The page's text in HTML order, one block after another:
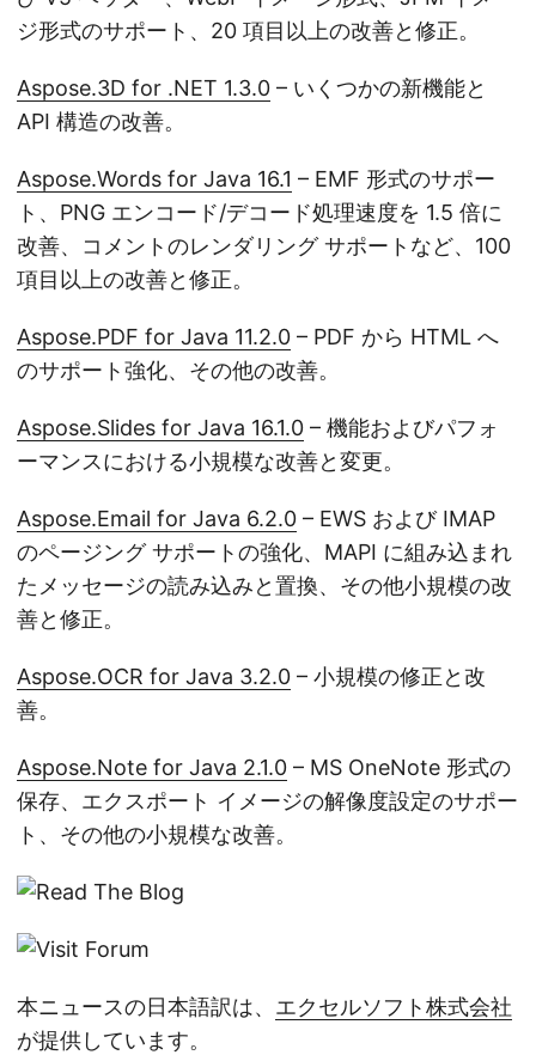
ジ形式のサポート、20 項目以上の改善と修正。
Aspose.3D for .NET 1.3.0 – いくつかの新機能と
API 構造の改善。
Aspose.Words for Java 16.1 – EMF 形式のサポー
ト、PNG エンコード/デコード処理速度を 1.5 倍に
改善、コメントのレンダリング サポートなど、100
項目以上の改善と修正。
Aspose.PDF for Java 11.2.0 – PDF から HTML へ
のサポート強化、その他の改善。
Aspose.Slides for Java 16.1.0 – 機能およびパフォ
ーマンスにおける小規模な改善と変更。
Aspose.Email for Java 6.2.0 – EWS および IMAP
のページング サポートの強化、MAPI に組み込まれ
たメッセージの読み込みと置換、その他小規模の改
善と修正。
Aspose.OCR for Java 3.2.0 – 小規模の修正と改
善。
Aspose.Note for Java 2.1.0 – MS OneNote 形式の
保存、エクスポート イメージの解像度設定のサポー
ト、その他の小規模な改善。
本ニュースの日本語訳は、 エクセルソフト株式会社
が提供しています。